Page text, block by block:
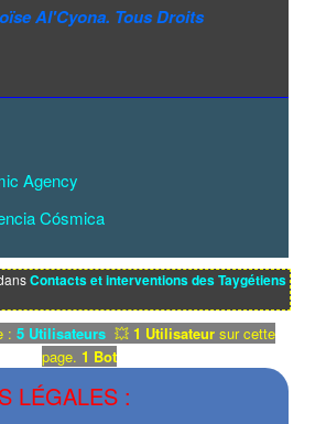
Al'Cyona. Tous Droits
Agency
Cósmica
Contacts et interventions des Taygétiens
: 5 Utilisateurs 💥 1 Utilisateursur cette
page. 1 Bot
LÉGALES :